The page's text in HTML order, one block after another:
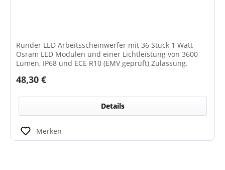
Runder LED Arbeitsscheinwerfer mit 36 Stück 1 Watt
Osram LED Modulen und einer Lichtleistung von 3600
Lumen, IP68 und ECE R10 (EMV geprüft) Zulassung.
Regulärer Preis:
48,30 €
Details
Merken